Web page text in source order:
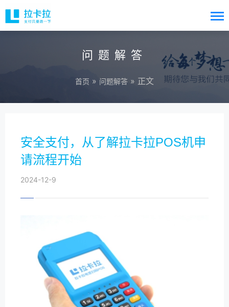
问题解答
首页 » 问题解答 » 正文
安全支付，从了解拉卡拉POS机申
请流程开始
2024-12-9